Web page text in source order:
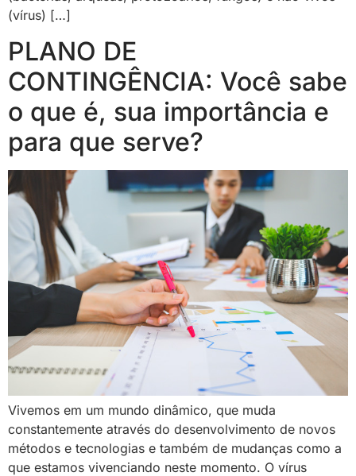
(vírus) […]
PLANO DE
CONTINGÊNCIA: Você sabe
o que é, sua importância e
para que serve?
Vivemos em um mundo dinâmico, que muda
constantemente através do desenvolvimento de novos
métodos e tecnologias e também de mudanças como a
que estamos vivenciando neste momento. O vírus